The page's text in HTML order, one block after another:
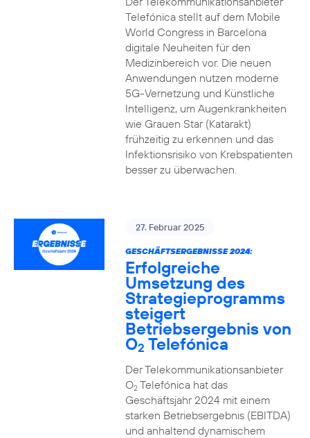
Telefónica stellt auf dem Mobile
World Congress in Barcelona
digitale Neuheiten für den
Medizinbereich vor. Die neuen
Anwendungen nutzen moderne
5G-Vernetzung und Künstliche
Intelligenz, um Augenkrankheiten
wie Grauen Star (Katarakt)
frühzeitig zu erkennen und das
Infektionsrisiko von Krebspatienten
besser zu überwachen.
27. Februar 2025
GESCHÄFTSERGEBNISSE 2024:
Erfolgreiche
Umsetzung des
Strategieprogramms
steigert
Betriebsergebnis von
O2 Telefónica
Der Telekommunikationsanbieter
O2Telefónica hat das
Geschäftsjahr 2024 mit einem
starken Betriebsergebnis (EBITDA)
und anhaltend dynamischem